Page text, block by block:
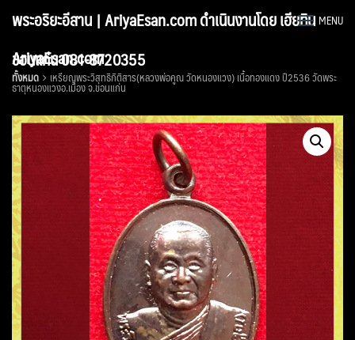
พระอริยะอีสาน | AriyaEsan.com ดำเนินงานโดย เฮียทิน
ขอนแก่น 081-8720355
MENU
AriyaEsan.com
ทั้งหมด เหรียญพระวิสุทธิกิติสาร(หลวงพ่อคูณ วัดหนองแวง) เนื้อทองแดง ปี2536 วัดพระ
ธาตุหนองแวงอ.เมือง จ.ขอนแก่น